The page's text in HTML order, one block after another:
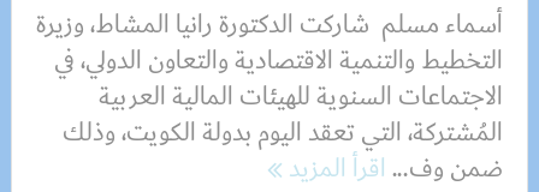
أسماء مسلم شاركت الدكتورة رانيا المشاط، وزيرة
التخطيط والتنمية الاقتصادية والتعاون الدولي، في
الاجتماعات السنوية للهيئات المالية العربية
المُشتركة، التي تعقد اليوم بدولة الكويت، وذلك
ضمن وف...اقرأ المزيد